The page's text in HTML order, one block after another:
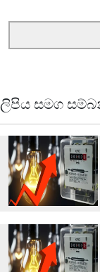
ලිපිය සමග